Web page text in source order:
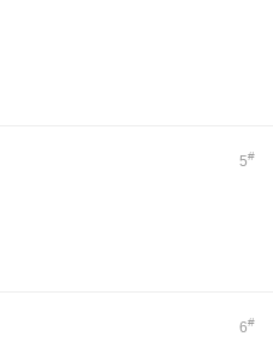
5#
6#